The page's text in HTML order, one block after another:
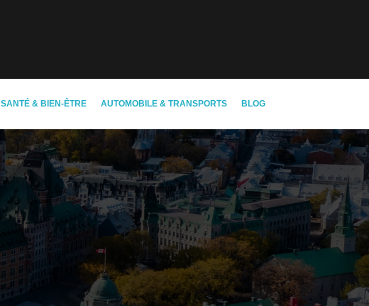
SANTÉ & BIEN-ÊTRE AUTOMOBILE & TRANSPORTS BLOG